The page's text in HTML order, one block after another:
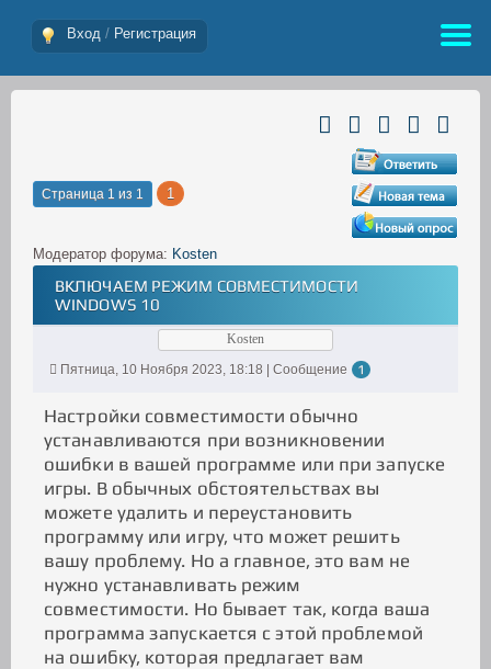
Вход / Регистрация
Страница 1 из 1 1
Модератор форума: Kosten
ВКЛЮЧАЕМ РЕЖИМ СОВМЕСТИМОСТИ
WINDOWS 10
Kosten
Пятница, 10 Ноября 2023, 18:18 | Сообщение
1
Настройки совместимости обычно
устанавливаются при возникновении
ошибки в вашей программе или при запуске
игры. В обычных обстоятельствах вы
можете удалить и переустановить
программу или игру, что может решить
вашу проблему. Но а главное, это вам не
нужно устанавливать режим
совместимости. Но бывает так, когда ваша
программа запускается с этой проблемой
на ошибку, которая предлагает вам